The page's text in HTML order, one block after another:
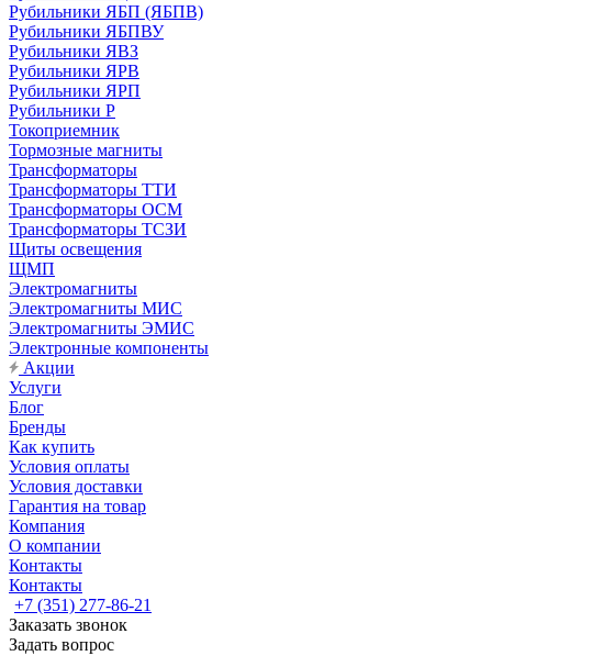
Рубильники ЯБП (ЯБПВ)
Рубильники ЯБПВУ
Рубильники ЯВЗ
Рубильники ЯРВ
Рубильники ЯРП
Рубильники Р
Токоприемник
Тормозные магниты
Трансформаторы
Трансформаторы ТТИ
Трансформаторы ОСМ
Трансформаторы ТСЗИ
Щиты освещения
ЩМП
Электромагниты
Электромагниты МИС
Электромагниты ЭМИС
Электронные компоненты
Акции
Услуги
Блог
Бренды
Как купить
Условия оплаты
Условия доставки
Гарантия на товар
Компания
О компании
Контакты
Контакты
+7 (351) 277-86-21
Заказать звонок
Задать вопрос